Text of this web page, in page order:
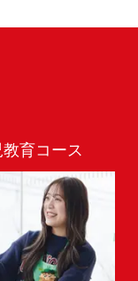
育コース